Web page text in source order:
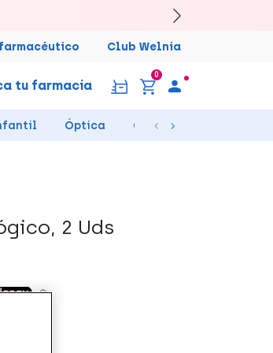
Club Welnia
tu farmacia
0
Óptica Ortopedia
2 Uds